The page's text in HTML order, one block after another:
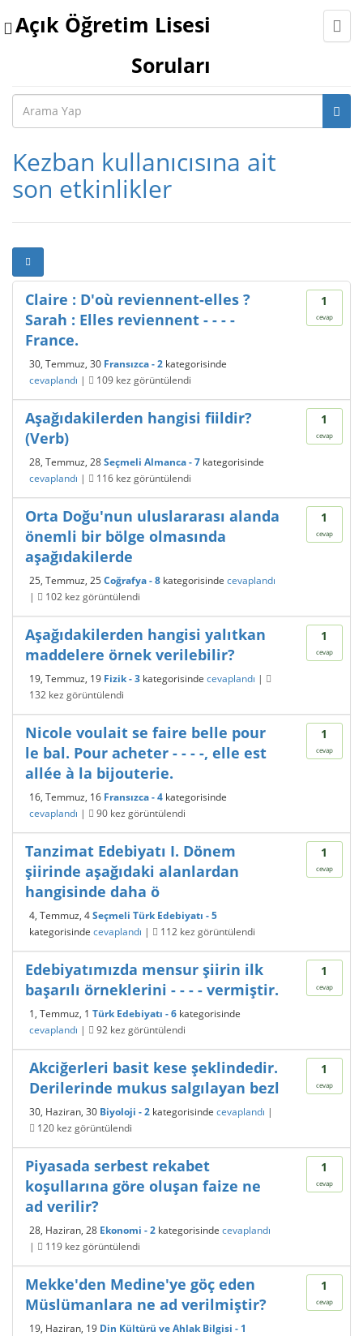
Toggle
Açık Öğretim Lisesi
Soruları
Kezban kullanıcısına ait
son etkinlikler
1
cevap
Claire : D'où reviennent-elles ?
Sarah : Elles reviennent - - - -
France.
30, Temmuz, 30 Fransızca - 2 kategorisinde
cevaplandı | 109 kez görüntülendi
1
cevap
Aşağıdakilerden hangisi fiildir?
(Verb)
28, Temmuz, 28Seçmeli Almanca - 7 kategorisinde
cevaplandı | 116 kez görüntülendi
1
cevap
Orta Doğu'nun uluslararası alanda
önemli bir bölge olmasında
aşağıdakilerde
25, Temmuz, 25Coğrafya - 8 kategorisinde cevaplandı
|
102 kez görüntülendi
1
cevap
Aşağıdakilerden hangisi yalıtkan
maddelere örnek verilebilir?
19, Temmuz, 19 Fizik - 3 kategorisinde cevaplandı |
132 kez görüntülendi
1
cevap
Nicole voulait se faire belle pour
le bal. Pour acheter - - - -, elle est
allée à la bijouterie.
16, Temmuz, 16 Fransızca - 4 kategorisinde
cevaplandı | 90 kez görüntülendi
1
cevap
Tanzimat Edebiyatı I. Dönem
şiirinde aşağıdaki alanlardan
hangisinde daha ö
4, Temmuz, 4Seçmeli Türk Edebiyatı - 5
kategorisinde cevaplandı | 112 kez görüntülendi
1
cevap
Edebiyatımızda mensur şiirin ilk
başarılı örneklerini - - - - vermiştir.
1, Temmuz, 1 Türk Edebiyatı - 6 kategorisinde
cevaplandı | 92 kez görüntülendi
1
cevap
 Akciğerleri basit kese şeklindedir.
 Derilerinde mukus salgılayan bezl
30, Haziran, 30 Biyoloji - 2 kategorisinde cevaplandı |
120 kez görüntülendi
1
cevap
Piyasada serbest rekabet
koşullarına göre oluşan faize ne
ad verilir?
28, Haziran, 28 Ekonomi - 2 kategorisinde cevaplandı
|
119 kez görüntülendi
1
cevap
Mekke'den Medine'ye göç eden
Müslümanlara ne ad verilmiştir?
19, Haziran, 19 Din Kültürü ve Ahlak Bilgisi - 1